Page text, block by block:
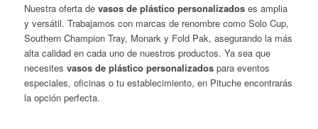
Nuestra oferta de vasos de plástico personalizadoses amplia
y versátil. Trabajamos con marcas de renombre como Solo Cup,
Southern Champion Tray, Monark y Fold Pak, asegurando la más
alta calidad en cada uno de nuestros productos. Ya sea que
necesites vasos de plástico personalizadospara eventos
especiales, oficinas o tu establecimiento, en Pituche encontrarás
la opción perfecta.